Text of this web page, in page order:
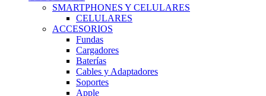
SMARTPHONES Y CELULARES
CELULARES
ACCESORIOS
Fundas
Cargadores
Baterías
Cables y Adaptadores
Soportes
Apple